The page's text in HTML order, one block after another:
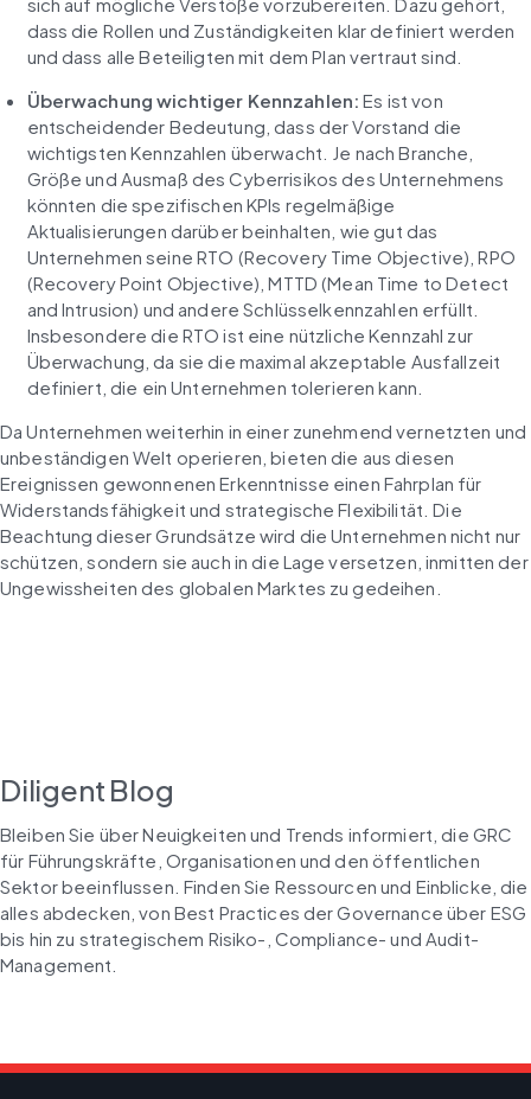
dass die Rollen und Zuständigkeiten klar definiert werden
und dass alle Beteiligten mit dem Plan vertraut sind.
Überwachung wichtiger Kennzahlen: Es ist von
entscheidender Bedeutung, dass der Vorstand die
wichtigsten Kennzahlen überwacht. Je nach Branche,
Größe und Ausmaß des Cyberrisikos des Unternehmens
könnten die spezifischen KPIs regelmäßige
Aktualisierungen darüber beinhalten, wie gut das
Unternehmen seine RTO (Recovery Time Objective), RPO
(Recovery Point Objective), MTTD (Mean Time to Detect
and Intrusion) und andere Schlüsselkennzahlen erfüllt.
Insbesondere die RTO ist eine nützliche Kennzahl zur
Überwachung, da sie die maximal akzeptable Ausfallzeit
definiert, die ein Unternehmen tolerieren kann.
Da Unternehmen weiterhin in einer zunehmend vernetzten und
unbeständigen Welt operieren, bieten die aus diesen
Ereignissen gewonnenen Erkenntnisse einen Fahrplan für
Widerstandsfähigkeit und strategische Flexibilität. Die
Beachtung dieser Grundsätze wird die Unternehmen nicht nur
schützen, sondern sie auch in die Lage versetzen, inmitten der
Ungewissheiten des globalen Marktes zu gedeihen.
Diligent Blog
Bleiben Sie über Neuigkeiten und Trends informiert, die GRC
für Führungskräfte, Organisationen und den öffentlichen
Sektor beeinflussen. Finden Sie Ressourcen und Einblicke, die
alles abdecken, von Best Practices der Governance über ESG
bis hin zu strategischem Risiko-, Compliance- und Audit-
Management.